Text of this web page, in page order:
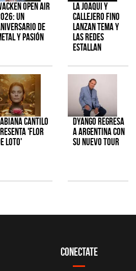
Open Air
Un
de
y pasión
La Joaqui y
Callejero Fino
lanzan tema y
las redes
estallan
Cantilo
'Flor
Loto'
Dyango regresa
a Argentina con
su nuevo tour
Conectate